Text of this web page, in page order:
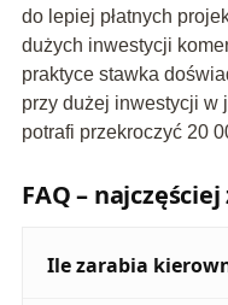
do lepiej płatnych
dużych inwestycji
praktyce stawka
przy dużej inwestycji w
potrafi przekroczyć 20
FAQ –
Ile zarabia